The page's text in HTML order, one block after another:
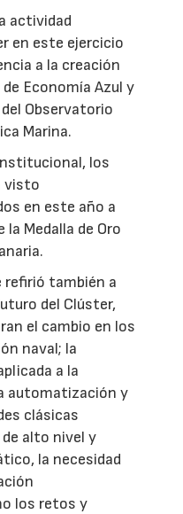
actividad
en este ejercicio
a la creación
Economía Azul y
Observatorio
Marina.
los
visto
en este año a
Medalla de Oro
refirió también a
del Clúster,
el cambio en los
naval; la
a la
automatización y
clásicas
alto nivel y
la necesidad
los retos y